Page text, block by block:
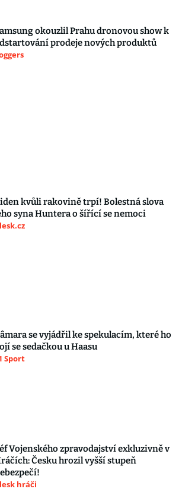
okouzlil Prahu dronovou show k
prodeje nových produktů
kvůli rakovině trpí! Bolestná slova
syna Huntera o šířící se nemoci
se vyjádřil ke spekulacím, které ho
se sedačkou u Haasu
Sport
Vojenského zpravodajství exkluzivně v
Česku hrozil vyšší stupeň
hráči